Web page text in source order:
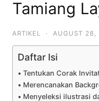
Tamiang
ARTIKEL · AUGUST 28,
Daftar Isi
Tentukan Corak
Merencanakan
Menyeleksi ilustrasi